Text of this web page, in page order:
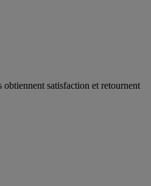
satisfaction et retournent